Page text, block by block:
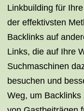
Linkbuilding für
der effektivsten
Backlinks auf
Links, die auf Ihre
Suchmaschinen
besuchen und
Weg, um